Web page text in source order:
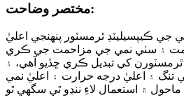
مختصر وضاحت:
جي ڪيپسيليٽڊ ٿرمسٽور پنهنجي اعليٰ
۽ سٺي نمي جي مزاحمت جي ڪري
کي تبديل ڪري ڇڏيو آهي، ۽
تنگ ۽ اعليٰ درجه حرارت ۽ اعليٰ نمي